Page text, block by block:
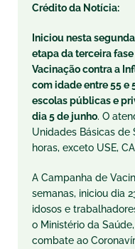
Crédito da Notícia:
Iniciou nesta
etapa da terceira
Vacinação contra a
com idade entre 55 e
escolas públicas e
dia 5 de junho. O
Unidades Básicas de
horas, exceto USE,
A Campanha de
semanas, iniciou dia
idosos e
o Ministério da
combate ao